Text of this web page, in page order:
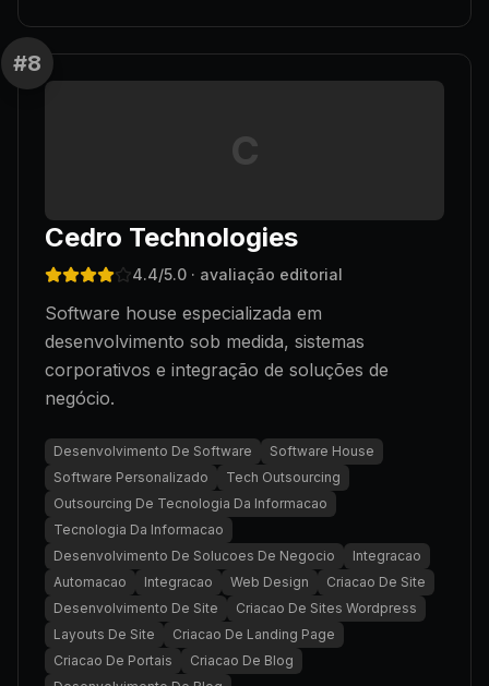
#8
C
Cedro Technologies
4.4/5.0 · avaliação editorial
Software house especializada em
desenvolvimento sob medida, sistemas
corporativos e integração de soluções de
negócio.
Desenvolvimento De Software
Software House
Software Personalizado
Tech Outsourcing
Outsourcing De Tecnologia Da Informacao
Tecnologia Da Informacao
Desenvolvimento De Solucoes De Negocio
Integracao
Automacao
Integracao Web Design
Criacao De Site
Desenvolvimento De Site
Criacao De Sites Wordpress
Layouts De Site
Criacao De Landing Page
Criacao De Portais
Criacao De Blog